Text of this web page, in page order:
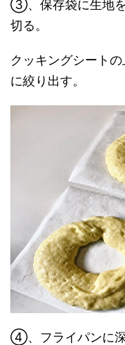
③、保存袋に生地
切る。
クッキングシート
に絞り出す。
④、フライパンに